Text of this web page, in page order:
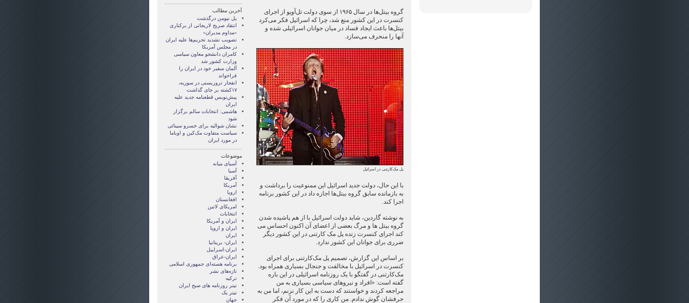
گروه بیتل‌ها در سال ۱۹۶۵ از سوی دولت تل‌آویو از اجرای
کنسرت در این کشور منع شد، چرا که اسرائیل فکر می‌کرد
بیتل‌ها باعث ایجاد فساد در میان جوانان اسرائیلی شده و
آنها را منحرف می‌سازد.
پل مک‌کارتنی در اسرائیل
با این حال، دولت جدید اسرائیل این ممنوعیت را برداشت و
به بازمانده سابق گروه بیتل‌ها اجازه داد در این کشور برنامه
اجرا کند.
به نوشته گاردین، شاید دولت اسرائیل با از هم پاشیده شدن
گروه بیتل ها و مرگ بعضی از اعضای آن اکنون احساس می
کند اجرای کنسرت زنده پل مک کارتنی در این کشور دیگر
ضرری برای جوانان این کشور ندارد.
بر اساس این گزارش، تصمیم پل مک‌کارتنی برای اجرای
کنسرت در اسرائیل با مخالفت و جنجال بسیاری همراه بود.
مک‌کارتنی در گفتگو با یک روزنامه اسرائیلی در این باره
گفته است: «افراد و نیروهای سیاسی بسیاری به من
مراجعه کردند و خواستند که دست به این کار نزنم، اما من به
حرفشان گوش ندادم. من کاری را که در مورد آن فکر
آخرین مطالب
پل نیومن درگذشت
انتقاد صریح لاریجانی از برکناری‌
«مداوم مدیران»
تصویب تشدید تحریم‌ها علیه ایران
در مجلس آمریکا
کامران دانشجو معاون سیاسی
وزارت کشور شد
آلمان سفیر خود در ایران را
فراخواند
انفجار تروریستی در سوریه،
۱۷کشته بر جای گذاشت
پیش‌نویس قطعنامه جدید علیه
ایران
هاشمی: انتخابات سالم برگزار
شود
نشان شوالیه برای خسرو سینائی
سیاست متفاوت مک‌کین و اوباما
در مورد ایران
موضوعات
آسيای ميانه
آسیا
آفریقا
آمریکا
اروپا
افغانستان
امریکای لاتین
انتخابات
ايران و آمريکا
ايران و اروپا
ایران
ایران- بریتانیا
ایران-اسراییل
ایران-عراق
برنامه هسته‌ای جمهوری اسلامی
تازه‌های نشر
ترکیه
تیتر روزنامه های صبح ایران
تیتر یک
جهان